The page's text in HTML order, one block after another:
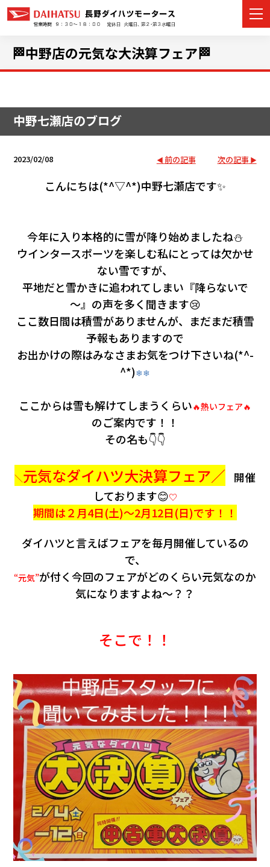
店舗情報
イベント・キャンペーン
アフターサポート
会社情報
カタ
リコ
🏁中野店の元気な大決算フェア🏁
中野七瀬店のブログ
2023/02/08 前の記事 次の記事
こんにちは(*^▽^*)中野七瀬店です✨
今年に入り本格的に雪が降り始めましたね⛄
ウインタースポーツを楽しむ私にとっては欠かせ
ない雪ですが、
平地だと雪かきに追われてしまい『降らないで
～』の声を多く聞きます😢
ここ数日間は積雪がありませんが、まだまだ積雪
予報もありますので
お出かけの際はみなさまお気をつけ下さいね(*^-
^*)❄❄
ここからは雪も解けてしまうくらい🔥熱いフェア🔥
のご案内です！！
その名も👇👇
＼元気なダイハツ大決算フェア／
開催
しております😊♡
期間は２月4日(土)～2月12日(日)です！！
ダイハツと言えばフェアを毎月開催しているの
で、
“元気”が付く今回のフェアがどのくらい元気なのか
気になりますよね～？？
そこで！！